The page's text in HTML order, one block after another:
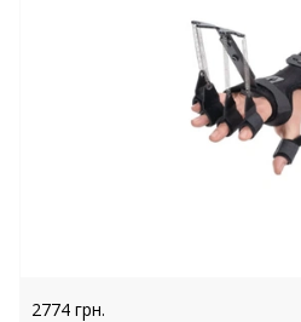
2774 грн.